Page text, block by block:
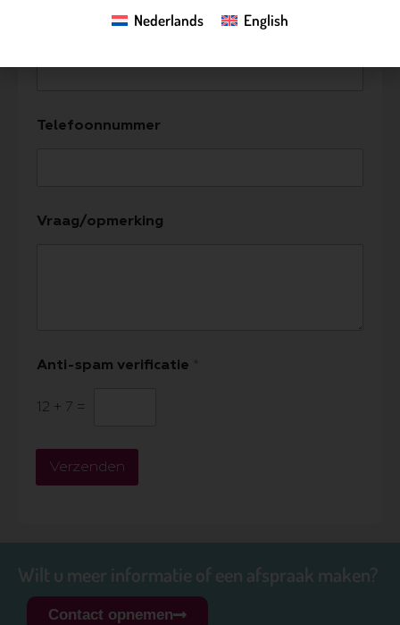
E-mailadres
Telefoonnummer
Vraag/opmerking
Anti-spam verificatie *
12 + 7 =
Verzenden
Wilt u meer informatie of een afspraak maken?
Contact opnemen
Nederlands English